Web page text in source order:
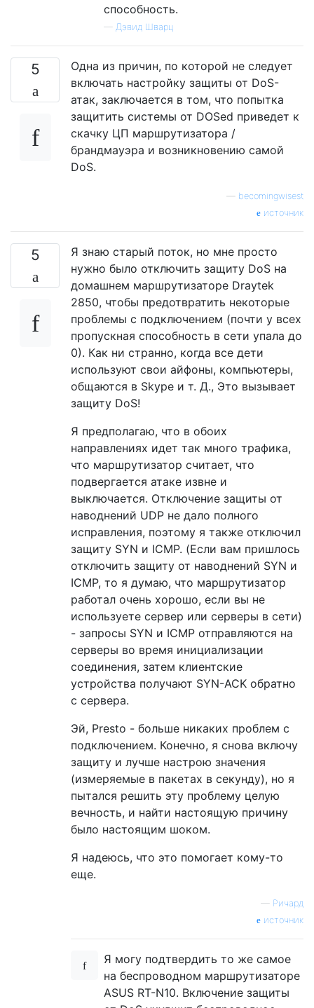
способность.
— Дэвид Шварц
5
Одна из причин, по которой не следует
включать настройку защиты от DoS-
атак, заключается в том, что попытка
защитить системы от DOSed приведет к
скачку ЦП маршрутизатора /
брандмауэра и возникновению самой
DoS.
becomingwisest
источник
5
Я знаю старый поток, но мне просто
нужно было отключить защиту DoS на
домашнем маршрутизаторе Draytek
2850, чтобы предотвратить некоторые
проблемы с подключением (почти у всех
пропускная способность в сети упала до
0). Как ни странно, когда все дети
используют свои айфоны, компьютеры,
общаются в Skype и т. Д., Это вызывает
защиту DoS!
Я предполагаю, что в обоих
направлениях идет так много трафика,
что маршрутизатор считает, что
подвергается атаке извне и
выключается. Отключение защиты от
наводнений UDP не дало полного
исправления, поэтому я также отключил
защиту SYN и ICMP. (Если вам пришлось
отключить защиту от наводнений SYN и
ICMP, то я думаю, что маршрутизатор
работал очень хорошо, если вы не
используете сервер или серверы в сети)
- запросы SYN и ICMP отправляются на
серверы во время инициализации
соединения, затем клиентские
устройства получают SYN-ACK обратно
с сервера.
Эй, Presto - больше никаких проблем с
подключением. Конечно, я снова включу
защиту и лучше настрою значения
(измеряемые в пакетах в секунду), но я
пытался решить эту проблему целую
вечность, и найти настоящую причину
было настоящим шоком.
Я надеюсь, что это помогает кому-то
еще.
— Ричард
источник
Я могу подтвердить то же самое
на беспроводном маршрутизаторе
ASUS RT-N10. Включение защиты